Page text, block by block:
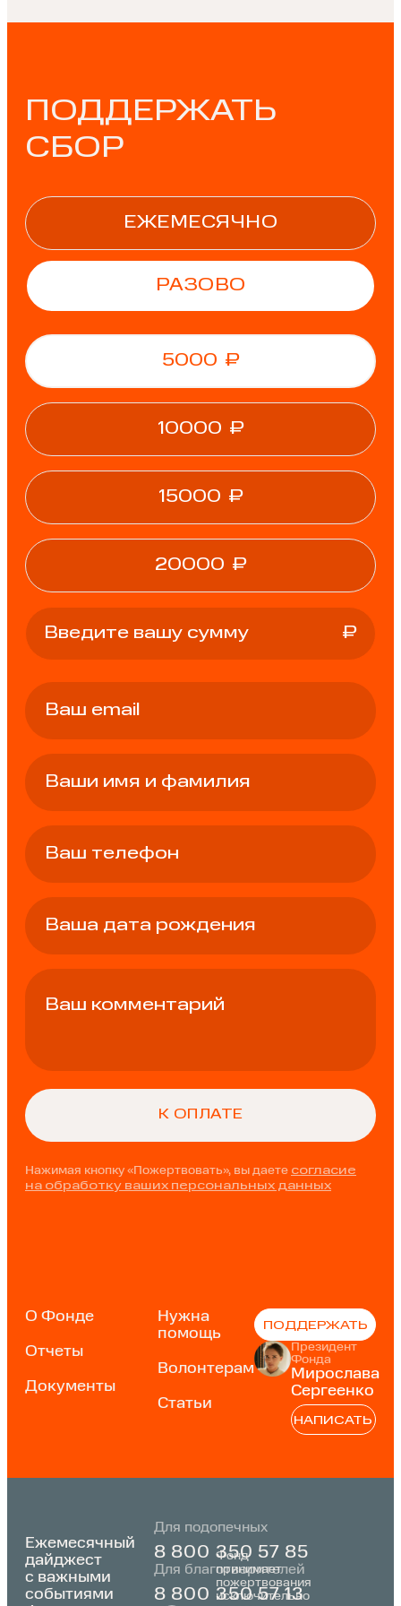
ПОДДЕРЖАТЬ
СБОР
ЕЖЕМЕСЯЧНО
РАЗОВО
5000 ₽
10000 ₽
15000 ₽
20000 ₽
₽
Нажимая кнопку «Пожертвовать», вы даете согласие
на обработку ваших персональных данных
О Фонде
Отчеты
Документы
Нужна
помощь
Волонтерам
Статьи
ПОДДЕРЖАТЬ
Президент
Фонда
Мирослава
Сергеенко
НАПИСАТЬ
Для подопечных
8 800 350 57 85
Для благотворителей
8 800 350 57 13
Ежемесячный
дайджест
с важными
событиями
Фонд
принимает
пожертвования
исключительно